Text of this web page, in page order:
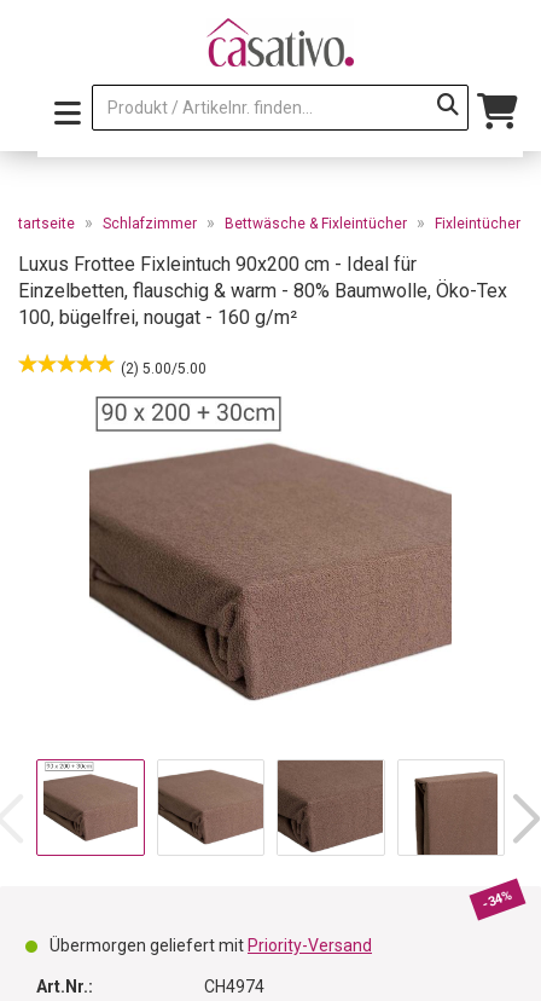
Startseite » Schlafzimmer » Bettwäsche & Fixleintücher » Fixleintücher
Luxus Frottee Fixleintuch 90x200 cm - Ideal für
Einzelbetten, flauschig & warm - 80% Baumwolle, Öko-Tex
100, bügelfrei, nougat - 160 g/m²
(2) 5.00/5.00
-34%
Übermorgen geliefert mit Priority-Versand
Art.Nr.:
CH4974